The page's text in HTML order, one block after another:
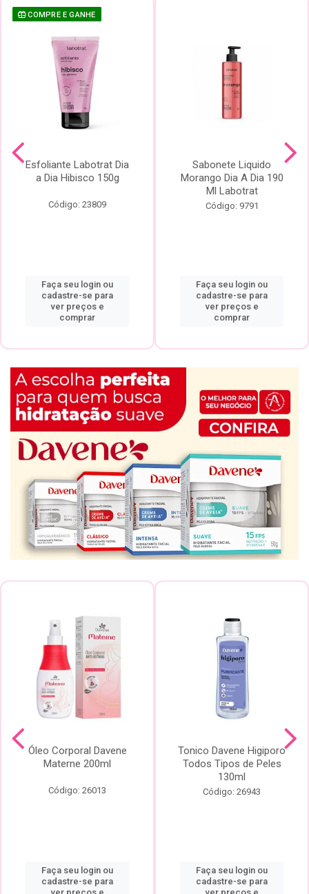
COMPRE E GANHE
Esfoliante Labotrat Dia
a Dia Hibisco 150g
Código: 23809
Faça seu login ou
cadastre-se para
ver preços e
comprar
Sabonete Liquido
Morango Dia A Dia 190
Ml Labotrat
Código: 9791
Faça seu login ou
cadastre-se para
ver preços e
comprar
Óleo Corporal Davene
Materne 200ml
Código: 26013
Faça seu login ou
cadastre-se para
Tonico Davene Higiporo
Todos Tipos de Peles
130ml
Código: 26943
Faça seu login ou
cadastre-se para